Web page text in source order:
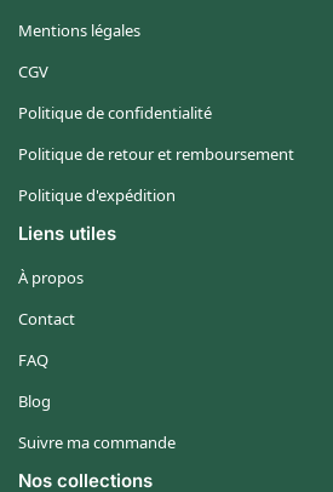
Mentions légales
CGV
Politique de confidentialité
Politique de retour et remboursement
Politique d'expédition
Liens utiles
À propos
Contact
FAQ
Blog
Suivre ma commande
Nos collections